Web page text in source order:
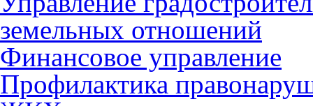
земельных отношений
Финансовое управление
Профилактика